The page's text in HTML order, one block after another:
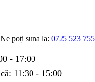
Ne poți suna la: 0725 523 755
- 17:00
11:30 - 15:00